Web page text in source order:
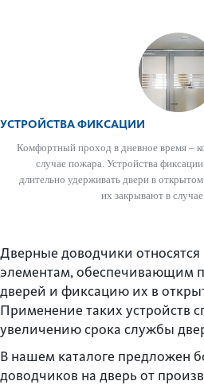
УСТРОЙСТВА ФИКСАЦИИ
Комфортный проход в дневное время –
случае пожара. Устройства
длительно удерживать двери в
их закрывают в
Дверные доводчики
элементам, обеспечивающим
дверей и фиксацию их в
Применение таких устройств
увеличению срока службы
В нашем каталоге предложен
доводчиков на дверь от